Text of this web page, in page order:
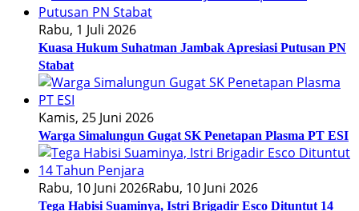
Rabu, 1 Juli 2026
Kuasa Hukum Suhatman Jambak Apresiasi Putusan PN
Stabat
Kamis, 25 Juni 2026
Warga Simalungun Gugat SK Penetapan Plasma PT ESI
Rabu, 10 Juni 2026Rabu, 10 Juni 2026
Tega Habisi Suaminya, Istri Brigadir Esco Dituntut 14